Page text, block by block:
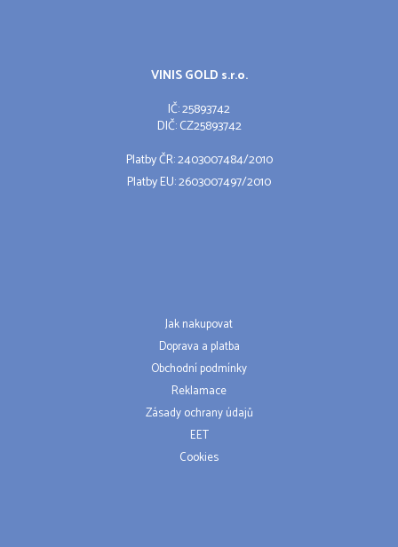
VINIS GOLD s.r.o.
IČ: 25893742
DIČ: CZ25893742
Platby ČR: 2403007484/2010
Platby EU: 2603007497/2010
Jak nakupovat
Doprava a platba
Obchodní podmínky
Reklamace
Zásady ochrany údajů
EET
Cookies